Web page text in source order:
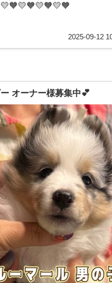
2025-09-12
オーナー様募集中💕